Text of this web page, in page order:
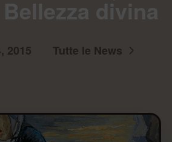
2015 Tutte le News